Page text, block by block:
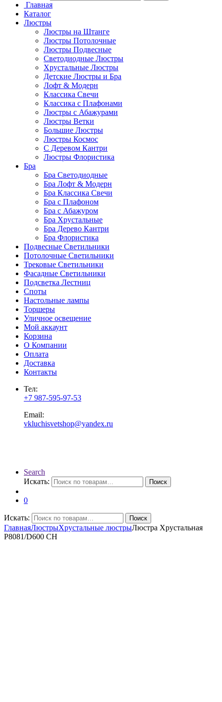
Главная
Каталог
Люстры
Люстры на Штанге
Люстры Потолочные
Люстры Подвесные
Светодиодные Люстры
Хрустальные Люстры
Детские Люстры и Бра
Лофт & Модерн
Классика Свечи
Классика с Плафонами
Люстры с Абажурами
Люстры Ветки
Большие Люстры
Люстры Космос
С Деревом Кантри
Люстры Флористика
Бра
Бра Светодиодные
Бра Лофт & Модерн
Бра Классика Свечи
Бра с Плафоном
Бра с Абажуром
Бра Хрустальные
Бра Дерево Кантри
Бра Флористика
Подвесные Светильники
Потолочные Светильники
Трековые Светильники
Фасадные Светильники
Подсветка Лестниц
Споты
Настольные лампы
Торшеры
Уличное освещение
Мой аккаунт
Корзина
О Компании
Оплата
Доставка
Контакты
Тел:
+7 987-595-97-53
Email:
vkluchisvetshop@yandex.ru
Search
Искать:
Поиск
0
Искать: Поиск
ГлавнаяЛюстрыХрустальные люстрыЛюстра Хрустальная
P8081/D600 CH